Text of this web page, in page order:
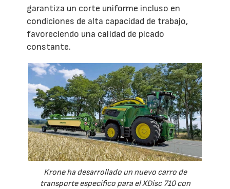
garantiza un corte uniforme incluso en
condiciones de alta capacidad de trabajo,
favoreciendo una calidad de picado
constante.
Krone ha desarrollado un nuevo carro de
transporte específico para el XDisc 710 con